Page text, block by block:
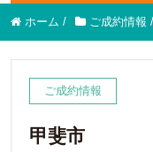
ホーム / ご成約情報 /
ご成約情報
甲斐市